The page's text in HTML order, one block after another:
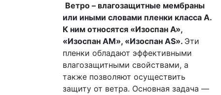
Ветро – влагозащитные мембраны
или иными словами пленки класса А.
К ним относятся «Изоспан А»,
«Изоспан AM», «Изоспан AS». Эти
пленки обладают эффективными
влагозащитными свойствами, а
также позволяют осуществить
защиту от ветра. Основная задача —